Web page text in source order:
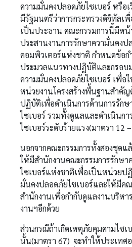
ความมั่นคงปลอดภัยไซเบอร์ หรือเ
มีรัฐมนตรีว่าการกระทรวงดิจิทัลเ
เป็นประธาน คณะกรรมการนี้มีห
ประสานงานการรักษาความั่นคงป
คอมพิวเตอร์แห่งชาติ กำหนดข้อ
ประมวลแนวทางปฏิบัติและกรอบ
ความมั่นคงปลอดภัยไซเบอร์ เพื่อ
หน่วยงานโครงสร้างพื้นฐานสำคั
ปฏิบัติเพื่อดำเนินการด้านการรัก
ไซเบอร์ รวมทั้งดูแลและดำเนินก
ไซเบอร์ระดับร้ายแรง(มาตรา 12
นอกจากคณะกรรมการทั้งสองชุดแ
ให้มีสำนักงานคณะกรรมการรักษ
ไซเบอร์แห่งชาติเพื่อเป็นหน่วยป
มั่นคงปลอดภัยไซเบอร์และให้มีค
สำนักงานเพื่อกำกับดูแลงานบริหา
งานฯอีกด้วย
ส่วนกรณีถ้าเกิดเหตุภัยคุมคามไซเ
นั้น(มาตรา 67) จะทำให้ประเทศ